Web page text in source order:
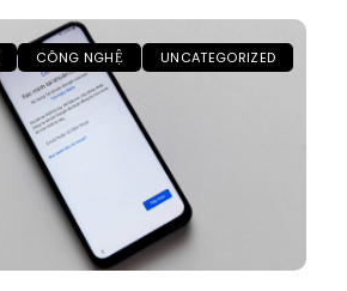
CÔNG NGHỆ
UNCATEGORIZED